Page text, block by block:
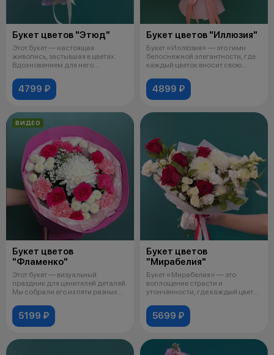
Букет цветов "Этюд"
Этот букет — настоящая
живопись, застывшая в цветах.
Вдохновением для него
4799 ₽
Букет цветов "Иллюзия"
Букет «Иллюзия» — это гимн
белоснежной элегантности, где
каждый цветок вносит свою
4899 ₽
ВИДЕО
Букет цветов
"Фламенко"
Этот букет — визуальный
праздник для ценителей деталей.
Мы собрали его из пяти разных
5199 ₽
Букет цветов
"Мирабелия"
Букет «Мирабелия» — это
воплощение страсти и
утончённости, где каждый цветок
5699 ₽